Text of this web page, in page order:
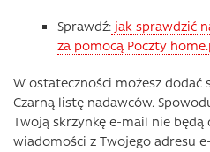
Sprawdź: jak sprawdzić
za pomocą Poczty
W ostateczności możesz dodać
Czarną listę nadawców.
Twoją skrzynkę e-mail nie będą
wiadomości z Twojego adresu